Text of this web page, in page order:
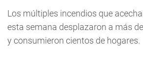
Los múltiples incendios que
esta semana desplazaron a más
y consumieron cientos de hogares.